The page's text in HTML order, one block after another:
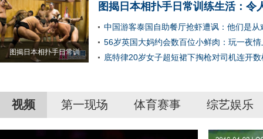
图揭日本相扑手日常训
图揭日本相扑手日常训练生活：令
中国游客泰国自助餐厅抢虾遭讽：他们是从
56岁英国大妈约会数百位小鲜肉：玩一夜情
底特律20岁女子超短裙下掏枪对司机连开数
视频 第一现场 体育赛事 综艺娱乐